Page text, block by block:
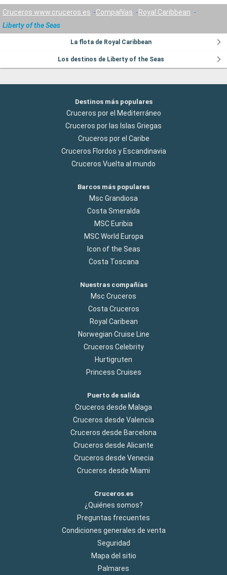
Cruceros www.cruceros.es Compañías
Royal Caribbean
Liberty of the Seas
La flota de Royal Caribbean
Los destinos de Liberty of the Seas
Destinos más populares
Cruceros por el Mediterráneo
Cruceros por las Islas Griegas
Cruceros por el Caribe
Cruceros Flordos y Escandinavia
Cruceros Vuelta al mundo
Barcos más populares
Msc Grandiosa
Costa Smeralda
MSC Euribia
MSC World Europa
Icon of the Seas
Costa Toscana
Nuestras compañías
Msc Cruceros
Costa Cruceros
Royal Caribean
Norwegian Cruise Line
Cruceros Celebrity
Hurtigruten
Princess Cruises
Puerto de salida
Cruceros desde Malaga
Cruceros desde Valencia
Cruceros desde Barcelona
Cruceros desde Alicante
Cruceros desde Venecia
Cruceros desde Miami
Cruceros.es
¿Quiénes somos?
Preguntas frecuentes
Condiciones generales de venta
Seguridad
Mapa del sitio
Palmares